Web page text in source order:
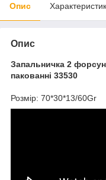
Опис
Опис
Запальничка 2
пакованні 33530
Розмір: 70*30*13/60Gr